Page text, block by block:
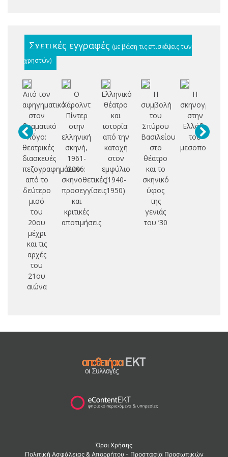
Σχετικές εγγραφές (με βάση τις επισκέψεις των
χρηστών)
Από τον
αφηγηματικό
στον
δραματικό
λόγο:
θεατρικές
διασκευές
πεζογραφημάτων
από το
δεύτερο
μισό
του
20ου
μέχρι
και τις
αρχές
του
21ου
αιώνα
Ο
Χάρολντ
Πίντερ
στην
ελληνική
σκηνή,
1961-
2006:
σκηνοθετικές
προσεγγίσεις
και
κριτικές
αποτιμήσεις
Ελληνικό
θέατρο
και
ιστορία:
από την
κατοχή
στον
εμφύλιο
(1940-
1950)
H
συμβολή
του
Σπύρου
Βασιλείου
στο
θέατρο
και το
σκηνικό
ύφος
της
γενιάς
του ’30
Η
σκηνογραφία
στην
Ελλάδα
του
μεσοπολέμου